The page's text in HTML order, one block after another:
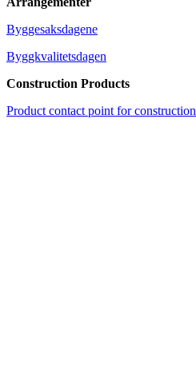
Byggesaksdagene
Byggkvalitetsdagen
Construction Products
Product contact point for construction